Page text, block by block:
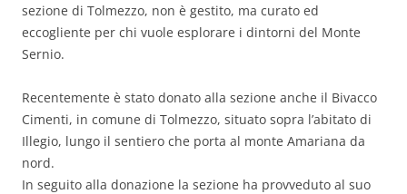
sezione di Tolmezzo, non è gestito, ma curato ed
eccogliente per chi vuole esplorare i dintorni del Monte
Sernio.
Recentemente è stato donato alla sezione anche il Bivacco
Cimenti, in comune di Tolmezzo, situato sopra l’abitato di
Illegio, lungo il sentiero che porta al monte Amariana da
nord.
In seguito alla donazione la sezione ha provveduto al suo